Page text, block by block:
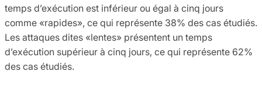
temps d’exécution est inférieur ou égal à cinq jours
comme «rapides», ce qui représente 38% des cas étudiés.
Les attaques dites «lentes» présentent un temps
d’exécution supérieur à cinq jours, ce qui représente 62%
des cas étudiés.